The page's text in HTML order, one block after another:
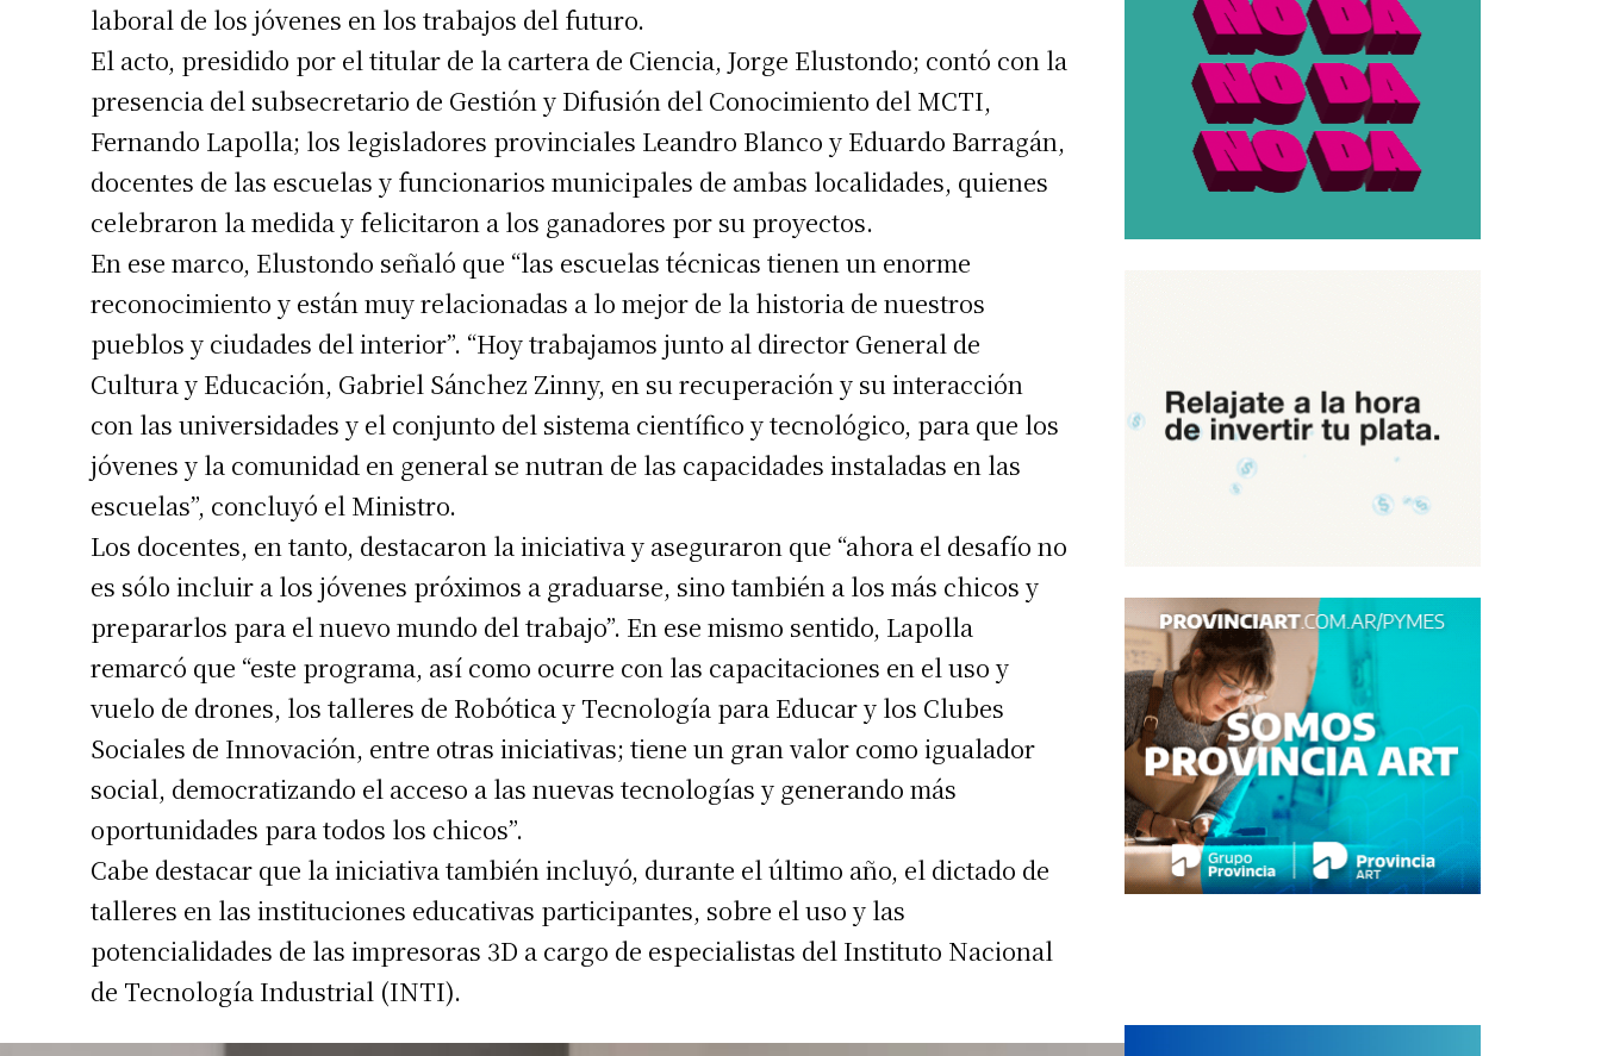
laboral de los jóvenes en los trabajos del futuro.
El acto, presidido por el titular de la cartera de Ciencia, Jorge Elustondo; contó con la
presencia del subsecretario de Gestión y Difusión del Conocimiento del MCTI,
Fernando Lapolla; los legisladores provinciales Leandro Blanco y Eduardo Barragán,
docentes de las escuelas y funcionarios municipales de ambas localidades, quienes
celebraron la medida y felicitaron a los ganadores por su proyectos.
En ese marco, Elustondo señaló que “las escuelas técnicas tienen un enorme
reconocimiento y están muy relacionadas a lo mejor de la historia de nuestros
pueblos y ciudades del interior”. “Hoy trabajamos junto al director General de
Cultura y Educación, Gabriel Sánchez Zinny, en su recuperación y su interacción
con las universidades y el conjunto del sistema científico y tecnológico, para que los
jóvenes y la comunidad en general se nutran de las capacidades instaladas en las
escuelas”, concluyó el Ministro.
Los docentes, en tanto, destacaron la iniciativa y aseguraron que “ahora el desafío no
es sólo incluir a los jóvenes próximos a graduarse, sino también a los más chicos y
prepararlos para el nuevo mundo del trabajo”. En ese mismo sentido, Lapolla
remarcó que “este programa, así como ocurre con las capacitaciones en el uso y
vuelo de drones, los talleres de Robótica y Tecnología para Educar y los Clubes
Sociales de Innovación, entre otras iniciativas; tiene un gran valor como igualador
social, democratizando el acceso a las nuevas tecnologías y generando más
oportunidades para todos los chicos”.
Cabe destacar que la iniciativa también incluyó, durante el último año, el dictado de
talleres en las instituciones educativas participantes, sobre el uso y las
potencialidades de las impresoras 3D a cargo de especialistas del Instituto Nacional
de Tecnología Industrial (INTI).